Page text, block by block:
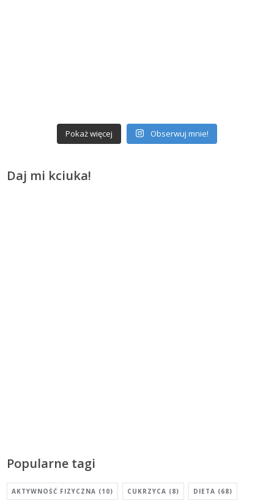
Pokaż więcej Obserwuj mnie!
Daj mi kciuka!
Popularne tagi
AKTYWNOŚĆ FIZYCZNA (10) CUKRZYCA (8) DIETA (68)